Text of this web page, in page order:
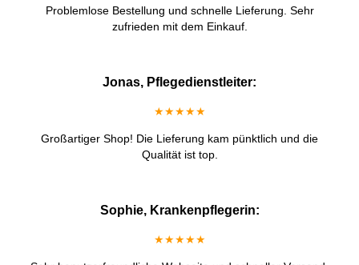
Problemlose Bestellung und schnelle Lieferung. Sehr
zufrieden mit dem Einkauf.
Jonas, Pflegedienstleiter:
★★★★★
Großartiger Shop! Die Lieferung kam pünktlich und die
Qualität ist top.
Sophie, Krankenpflegerin:
★★★★★